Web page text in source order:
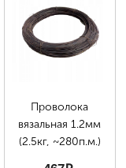
Проволока
вязальная 1.2мм
(2.5кг, ~280п.м.)